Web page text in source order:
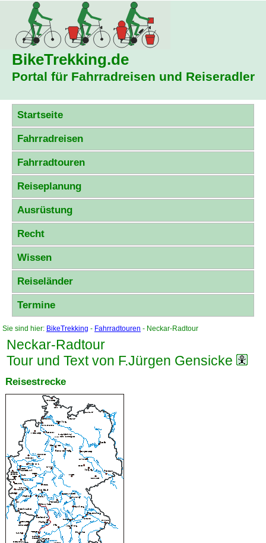
BikeTrekking.de
Portal für Fahrradreisen und Reiseradler
Startseite
Fahrradreisen
Fahrradtouren
Reiseplanung
Ausrüstung
Recht
Wissen
Reiseländer
Termine
Sie sind hier: BikeTrekking - Fahrradtouren - Neckar-Radtour
Neckar-Radtour
Tour und Text von F.Jürgen Gensicke
Reisestrecke